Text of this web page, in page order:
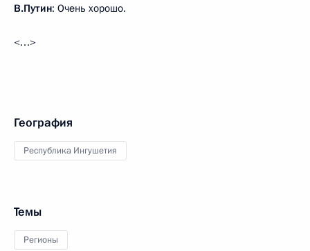
В.Путин: Очень хорошо.
<…>
География
Республика Ингушетия
Темы
Регионы